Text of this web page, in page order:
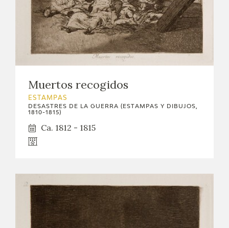
Muertos recogidos
ESTAMPAS
DESASTRES DE LA GUERRA (ESTAMPAS Y DIBUJOS,
1810-1815)
Ca. 1812 - 1815